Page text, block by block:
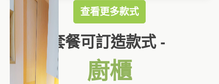
查看更多款式
套餐可訂造款式 -
廚櫃